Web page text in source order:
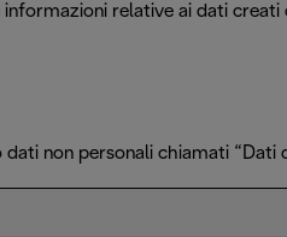
relative ai dati creati
non personali chiamati “Dati